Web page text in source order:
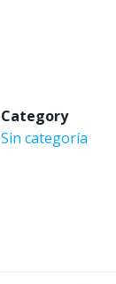
Category
Sin categoría